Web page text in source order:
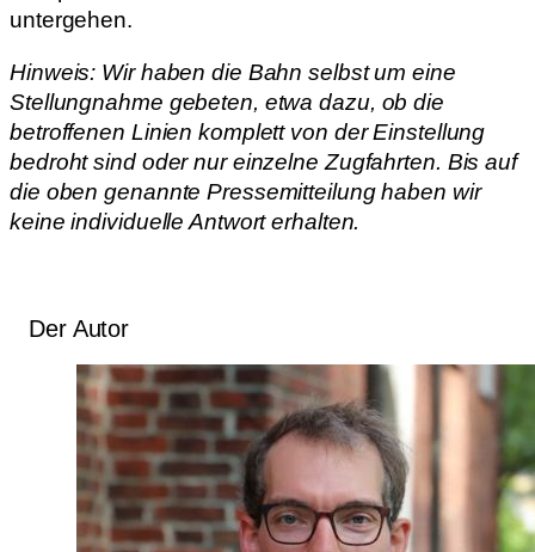
untergehen.
Hinweis: Wir haben die Bahn selbst um eine
Stellungnahme gebeten, etwa dazu, ob die
betroffenen Linien komplett von der Einstellung
bedroht sind oder nur einzelne Zugfahrten. Bis auf
die oben genannte Pressemitteilung haben wir
keine individuelle Antwort erhalten.
Der Autor